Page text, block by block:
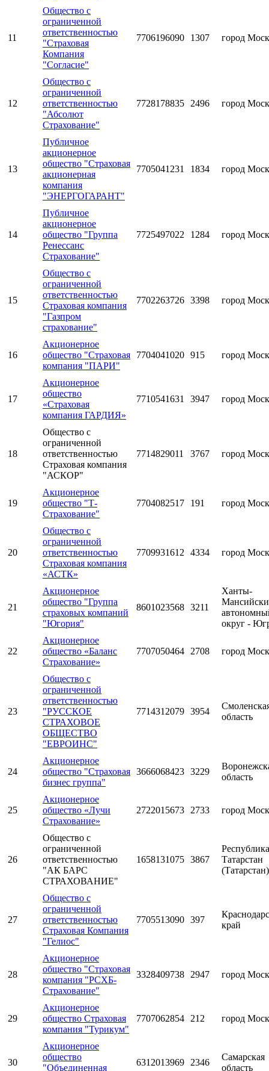
11
Общество с
ограниченной
ответственностью
"Страховая
Компания
"Согласие"
7706196090 1307 город
12
Общество с
ограниченной
ответственностью
"Абсолют
Страхование"
7728178835 2496 город
13
Публичное
акционерное
общество "Страховая
акционерная
компания
"ЭНЕРГОГАРАНТ"
7705041231 1834 город
14
Публичное
акционерное
общество "Группа
Ренессанс
Страхование"
7725497022 1284 город
15
Общество с
ограниченной
ответственностью
Страховая компания
"Газпром
страхование"
7702263726 3398 город
16
Акционерное
общество "Страховая
компания "ПАРИ"
7704041020 915 город
17
Акционерное
общество
«Страховая
компания ГАРДИЯ»
7710541631 3947 город
18
Общество с
ограниченной
ответственностью
Страховая компания
"АСКОР"
7714829011 3767 город
19
Акционерное
общество "Т-
Страхование"
7704082517 191 город
20
Общество с
ограниченной
ответственностью
Страховая компания
«АСТК»
7709931612 4334 город
21
Акционерное
общество "Группа
страховых компаний
"Югория"
8601023568 3211
Ханты-
округ -
22
Акционерное
общество «Баланс
Страхование»
7707050464 2708 город
23
Общество с
ограниченной
ответственностью
"РУССКОЕ
СТРАХОВОЕ
ОБЩЕСТВО
"ЕВРОИНС"
7714312079 3954
область
24
Акционерное
общество "Страховая
бизнес группа"
3666068423 3229
область
25
Акционерное
общество «Лучи
Страхование»
2722015673 2733 город
26
Общество с
ограниченной
ответственностью
"АК БАРС
СТРАХОВАНИЕ"
1658131075 3867
Республика
Татарстан
(Татарстан)
27
Общество с
ограниченной
ответственностью
Страховая Компания
"Гелиос"
7705513090 397
край
28
Акционерное
общество "Страховая
компания "РСХБ-
Страхование"
3328409738 2947 город
29
Акционерное
общество Страховая
компания "Турикум"
7707062854 212 город
30
Акционерное
общество
"Объединенная
6312013969 2346
Самарская
область